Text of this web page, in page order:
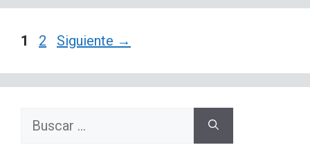
Página
1 Página
2 Siguiente →
Buscar: